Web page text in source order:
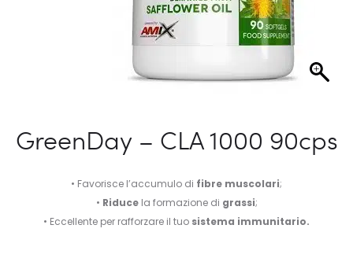
GreenDay – CLA 1000 90cps
• Favorisce l’accumulo di fibre muscolari;
• Riducela formazione di grassi;
• Eccellente per rafforzare il tuo sistema immunitario.